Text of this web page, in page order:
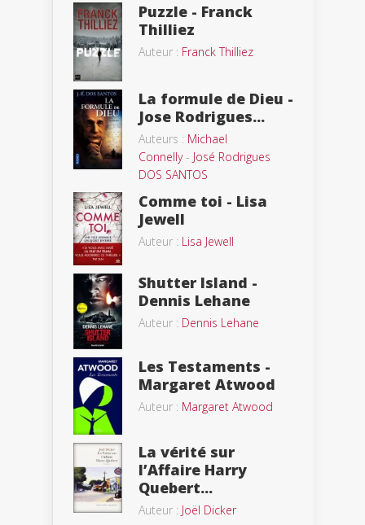
Puzzle - Franck
Thilliez
Auteur : Franck Thilliez
La formule de Dieu -
Jose Rodrigues...
Auteurs : Michael
Connelly- José Rodrigues
DOS SANTOS
Comme toi - Lisa
Jewell
Auteur : Lisa Jewell
Shutter Island -
Dennis Lehane
Auteur : Dennis Lehane
Les Testaments -
Margaret Atwood
Auteur : Margaret Atwood
La vérité sur
l’Affaire Harry
Quebert...
Auteur : Joël Dicker